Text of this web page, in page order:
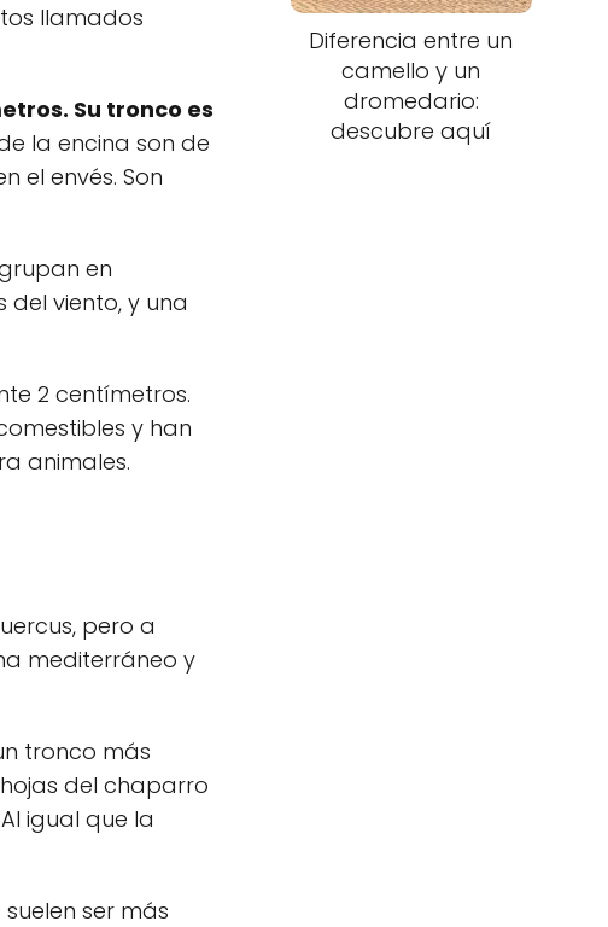
llamados
Su tronco es
la encina son de
el envés. Son
en
del viento, y una
2 centímetros.
y han
animales.
pero a
mediterráneo y
tronco más
del chaparro
igual que la
ser más
Diferencia entre un
camello y un
dromedario:
descubre aquí